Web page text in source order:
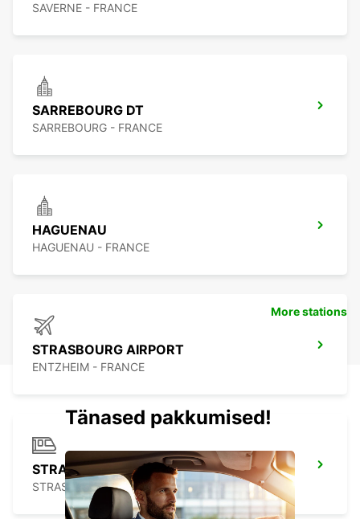
SAVERNE - FRANCE
SARREBOURG DT
SARREBOURG - FRANCE
HAGUENAU
HAGUENAU - FRANCE
STRASBOURG AIRPORT
ENTZHEIM - FRANCE
STRASBOURG
STRASBOURG - FRANCE
More stations
Tänased pakkumised!